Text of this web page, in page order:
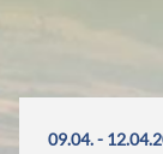
09.04. -